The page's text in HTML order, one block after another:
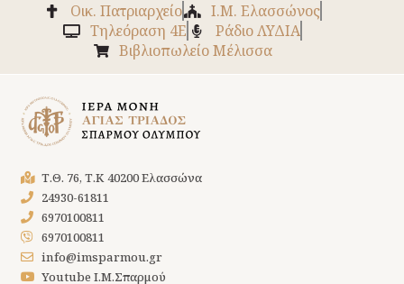
Οικ. Πατριαρχείο
Ι.Μ. Ελασσώνος
Tηλεόραση 4Ε
Ράδιο ΛΥΔΙΑ
Βιβλιοπωλείο Μέλισσα
Τ.Θ. 76, Τ.Κ 40200 Ελασσώνα
24930-61811
6970100811
6970100811
info@imsparmou.gr
Youtube Ι.Μ.Σπαρμού